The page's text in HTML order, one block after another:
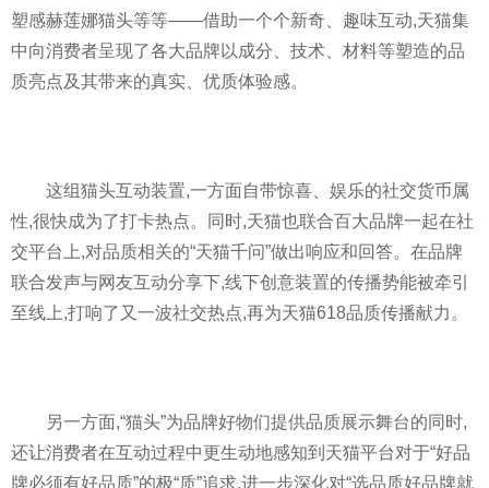
塑感赫莲娜猫头等等——借助一个个新奇、趣味互动,天猫集
中向消费者呈现了各大品牌以成分、技术、材料等塑造的品
质亮点及其带来的真实、优质体验感。
这组猫头互动装置,一方面自带惊喜、娱乐的社交货币属
性,很快成为了打卡热点。同时,天猫也联合百大品牌一起在社
交平台上,对品质相关的“天猫千问”做出响应和回答。在品牌
联合发声与网友互动分享下,线下创意装置的传播势能被牵引
至线上,打响了又一波社交热点,再为天猫618品质传播献力。
另一方面,“猫头”为品牌好物们提供品质展示舞台的同时,
还让消费者在互动过程中更生动地感知到天猫平台对于“好品
牌必须有好品质”的极“质”追求,进一步深化对“选品质好品牌就